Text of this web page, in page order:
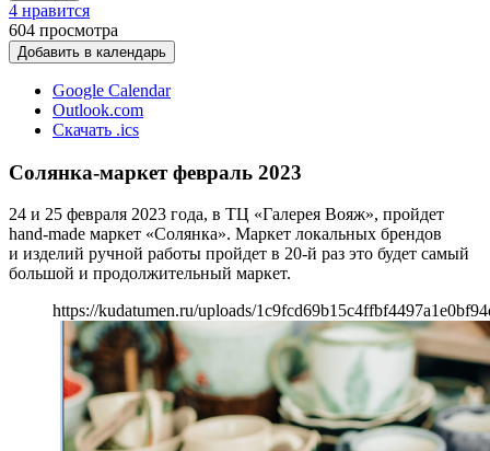
4 нравится
604 просмотра
Добавить в календарь
Google Calendar
Outlook.com
Скачать .ics
Солянка-маркет февраль 2023
24 и 25 февраля 2023 года, в ТЦ «Галерея Вояж», пройдет
hand-made маркет «Солянка». Маркет локальных брендов
и изделий ручной работы пройдет в 20-й раз это будет самый
большой и продолжительный маркет.
https://kudatumen.ru/uploads/